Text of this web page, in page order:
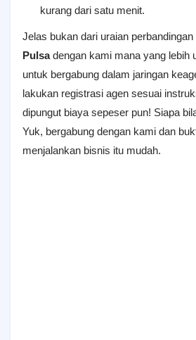
kurang dari satu menit.
Jelas bukan dari uraian perbandingan
Pulsadengan kami mana yang lebih
untuk bergabung dalam jaringan
lakukan registrasi agen sesuai
dipungut biaya sepeser pun! Siapa
Yuk, bergabung dengan kami dan
menjalankan bisnis itu mudah.